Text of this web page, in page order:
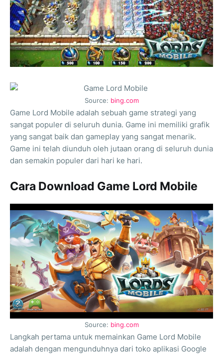
Source: bing.com
Game Lord Mobile adalah sebuah game strategi yang
sangat populer di seluruh dunia. Game ini memiliki grafik
yang sangat baik dan gameplay yang sangat menarik.
Game ini telah diunduh oleh jutaan orang di seluruh dunia
dan semakin populer dari hari ke hari.
Cara Download Game Lord Mobile
Source: bing.com
Langkah pertama untuk memainkan Game Lord Mobile
adalah dengan mengunduhnya dari toko aplikasi Google